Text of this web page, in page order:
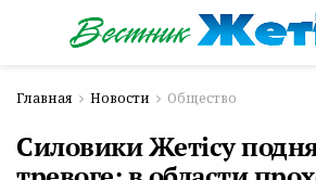
Главная Новости Общество
Силовики Жетісу